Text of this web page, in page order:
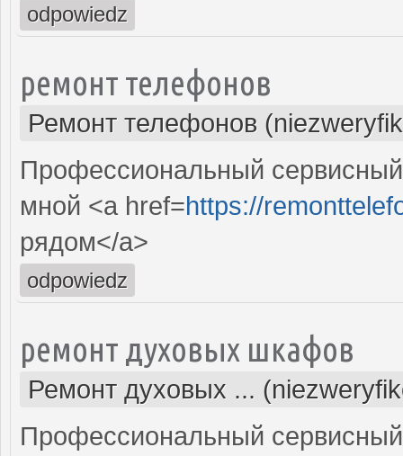
odpowiedz
ремонт телефонов
Ремонт телефонов
Профессиональный
мной <a href=https://
рядом</a>
odpowiedz
ремонт духовых шкафов
Ремонт духовых ...
Профессиональный